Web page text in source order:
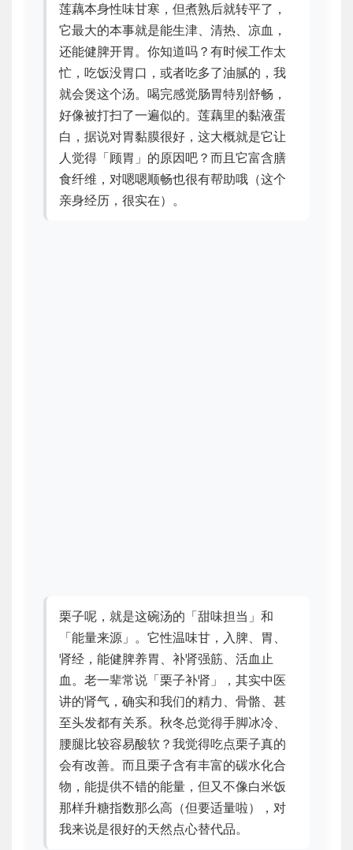
莲藕本身性味甘寒，但煮熟后就转平了，
它最大的本事就是能生津、清热、凉血，
还能健脾开胃。你知道吗？有时候工作太
忙，吃饭没胃口，或者吃多了油腻的，我
就会煲这个汤。喝完感觉肠胃特别舒畅，
好像被打扫了一遍似的。莲藕里的黏液蛋
白，据说对胃黏膜很好，这大概就是它让
人觉得「顾胃」的原因吧？而且它富含膳
食纤维，对嗯嗯顺畅也很有帮助哦（这个
亲身经历，很实在）。
栗子呢，就是这碗汤的「甜味担当」和
「能量来源」。它性温味甘，入脾、胃、
肾经，能健脾养胃、补肾强筋、活血止
血。老一辈常说「栗子补肾」，其实中医
讲的肾气，确实和我们的精力、骨骼、甚
至头发都有关系。秋冬总觉得手脚冰冷、
腰腿比较容易酸软？我觉得吃点栗子真的
会有改善。而且栗子含有丰富的碳水化合
物，能提供不错的能量，但又不像白米饭
那样升糖指数那么高（但要适量啦），对
我来说是很好的天然点心替代品。